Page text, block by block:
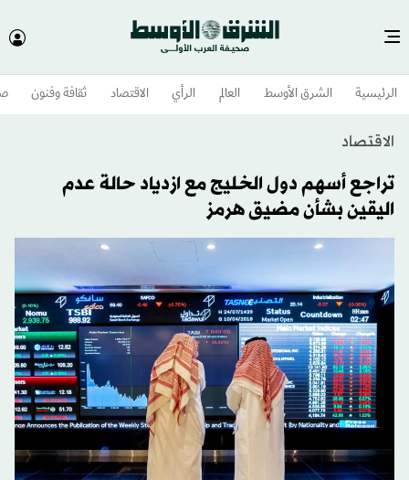
الرئيسية الشرق الأوسط​ العالم الرأي الاقتصاد ثقافة وفنون
الاقتصاد
تراجع أسهم دول الخليج مع ازدياد حالة عدم
اليقين بشأن مضيق هرمز